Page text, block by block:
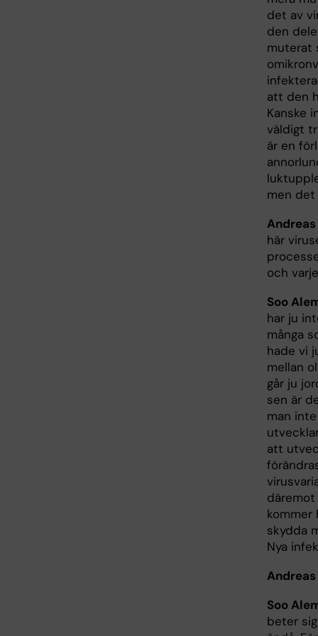
det av
den
muterat
att den
Kanske
väldigt
är en
men det
här
och
Soo
har ju
många
hade vi
mellan
går ju
sen är
man
att
kommer
skydda
Nya
Soo
beter